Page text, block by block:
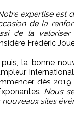
expertise est
de la
de la valoriser
Frédéric
la bonne
dès
Nous
nouveaux sites